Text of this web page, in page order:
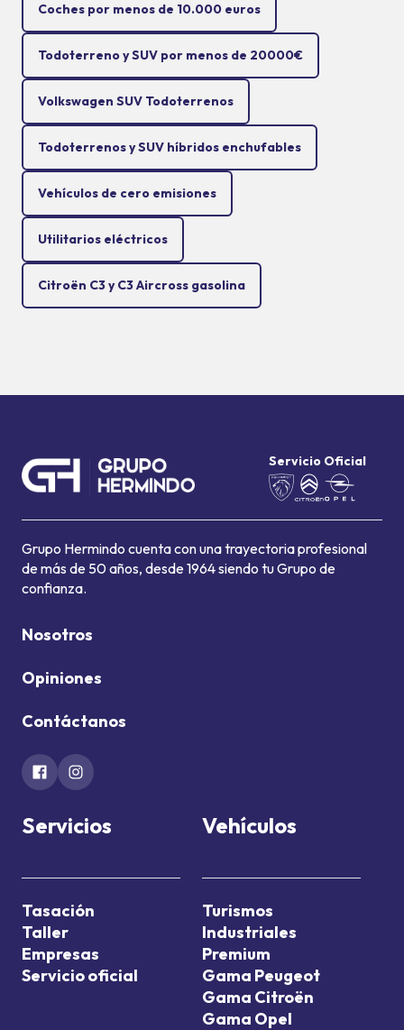
Coches por menos de 10.000 euros
Todoterreno y SUV por menos de 20000€
Volkswagen SUV Todoterrenos
Todoterrenos y SUV híbridos enchufables
Vehículos de cero emisiones
Utilitarios eléctricos
Citroën C3 y C3 Aircross gasolina
Servicio Oficial
Grupo Hermindo cuenta con una trayectoria profesional
de más de 50 años, desde 1964 siendo tu Grupo de
confianza.
Nosotros
Opiniones
Contáctanos
Servicios
Tasación
Taller
Empresas
Servicio oficial
Vehículos
Turismos
Industriales
Premium
Gama Peugeot
Gama Citroën
Gama Opel